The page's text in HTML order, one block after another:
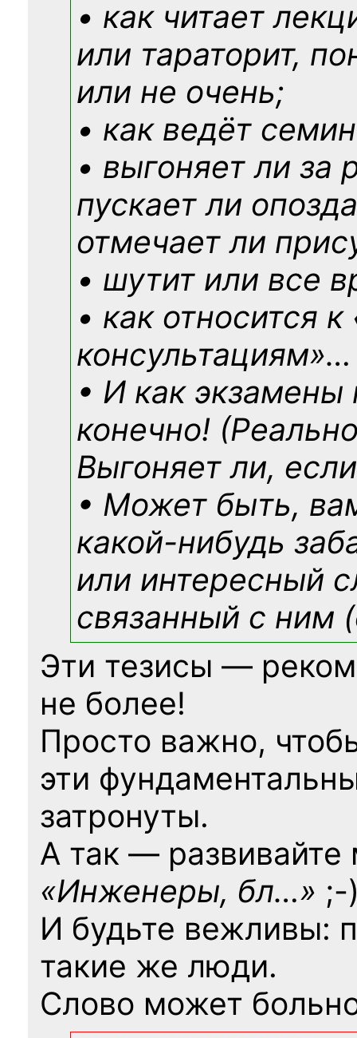
• как читает
или тараторит,
или не очень;
• как ведёт
• выгоняет ли за
пускает ли
отмечает ли
• шутит или все
• как относится
консультациям»…
• И как экзамены
конечно!
Выгоняет ли,
• Может быть,
какой-нибудь
или интересный
связанный с ним
Эти тезисы —
не более!
Просто важно,
эти
затронуты.
А так — развивайте
«Инженеры, бл…» ;-
И будьте вежливы:
такие же люди.
Слово может